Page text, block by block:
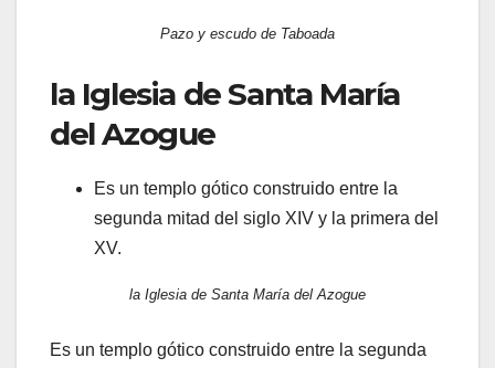
Pazo y escudo de Taboada
la Iglesia de Santa María
del Azogue
Es un templo gótico construido entre la
segunda mitad del siglo XIV y la primera del
XV.
la Iglesia de Santa María del Azogue
Es un templo gótico construido entre la segunda